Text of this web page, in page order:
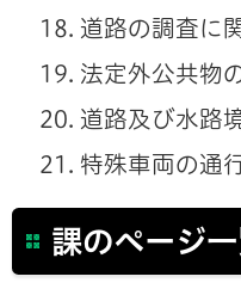
道路の調査に
法定外公共物
道路及び水路
特殊車両の通
課のページ